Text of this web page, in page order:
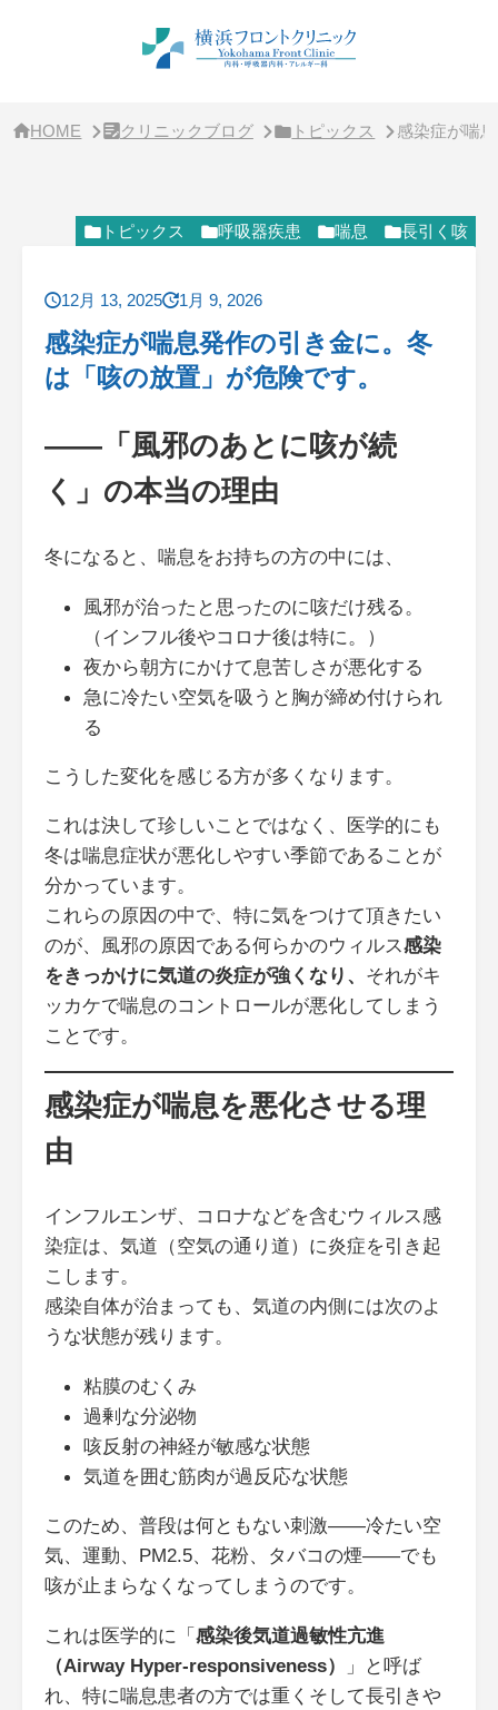
HOME クリニックブログ トピックス 感染症が喘
トピックス 呼吸器疾患 喘息 長引く咳
12月 13, 2025 1月 9, 2026
感染症が喘息発作の引き金に。冬
は「咳の放置」が危険です。
――「風邪のあとに咳が続
く」の本当の理由
冬になると、喘息をお持ちの方の中には、
風邪が治ったと思ったのに咳だけ残る。
（インフル後やコロナ後は特に。）
夜から朝方にかけて息苦しさが悪化する
急に冷たい空気を吸うと胸が締め付けられ
る
こうした変化を感じる方が多くなります。
これは決して珍しいことではなく、医学的にも
冬は喘息症状が悪化しやすい季節であることが
分かっています。
これらの原因の中で、特に気をつけて頂きたい
のが、風邪の原因である何らかのウィルス感染
をきっかけに気道の炎症が強くなり、 それがキ
ッカケで喘息のコントロールが悪化してしまう
ことです。
感染症が喘息を悪化させる理
由
インフルエンザ、コロナなどを含むウィルス感
染症は、気道（空気の通り道）に炎症を引き起
こします。
感染自体が治まっても、気道の内側には次のよ
うな状態が残ります。
粘膜のむくみ
過剰な分泌物
咳反射の神経が敏感な状態
気道を囲む筋肉が過反応な状態
このため、普段は何ともない刺激――冷たい空
気、運動、PM2.5、花粉、タバコの煙――でも
咳が止まらなくなってしまうのです。
これは医学的に「感染後気道過敏性亢進
（Airway Hyper-responsiveness）
」と呼ば
れ、特に喘息患者の方では重くそして長引きや